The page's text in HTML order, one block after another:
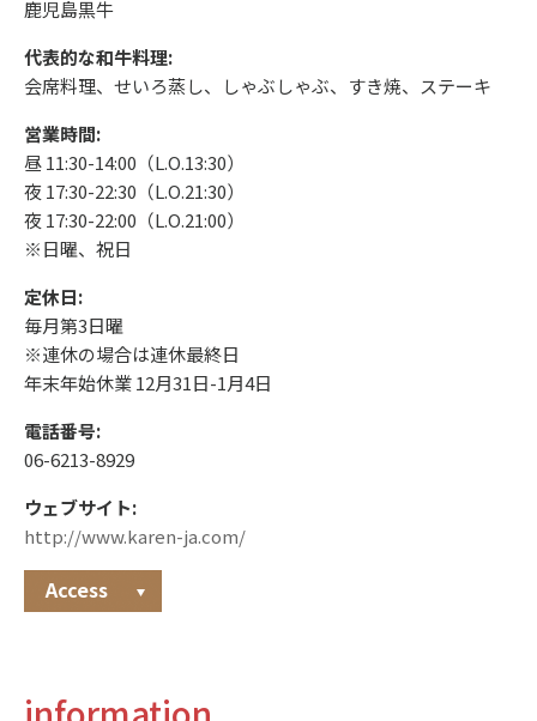
鹿児島黒牛
代表的な和牛料理:
会席料理、せいろ蒸し、しゃぶしゃぶ、すき焼、ステーキ
営業時間:
昼 11:30-14:00（L.O.13:30）
夜 17:30-22:30（L.O.21:30）
夜 17:30-22:00（L.O.21:00）
※日曜、祝日
定休日:
毎月第3日曜
※連休の場合は連休最終日
年末年始休業 12月31日-1月4日
電話番号:
06-6213-8929
ウェブサイト:
http://www.karen-ja.com/
Access